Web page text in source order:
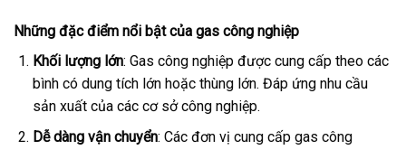
Những đặc điểm nổi bật của gas công nghiệp
Khối lượng lớn: Gas công nghiệp được cung cấp theo các
bình có dung tích lớn hoặc thùng lớn. Đáp ứng nhu cầu
sản xuất của các cơ sở công nghiệp.
Dễ dàng vận chuyển: Các đơn vị cung cấp gas công